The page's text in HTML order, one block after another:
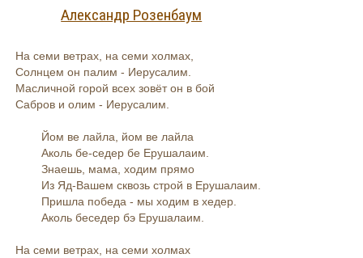
Александр Розенбаум
На семи ветрах, на семи холмах,
Солнцем он палим - Иерусалим.
Масличной горой всех зовёт он в бой
Сабров и олим - Иерусалим.
Йом ве лайла, йом ве лайла
Аколь бе-седер бе Ерушалаим.
Знаешь, мама, ходим прямо
Из Яд-Вашем сквозь строй в Ерушалаим.
Пришла победа - мы ходим в хедер.
Аколь беседер бэ Ерушалаим.
На семи ветрах, на семи холмах